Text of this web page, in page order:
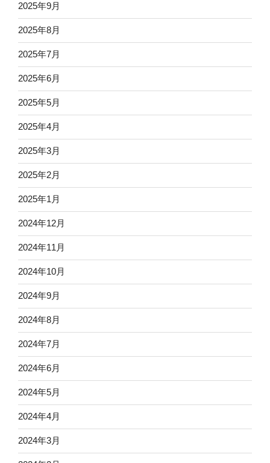
2025年9月
2025年8月
2025年7月
2025年6月
2025年5月
2025年4月
2025年3月
2025年2月
2025年1月
2024年12月
2024年11月
2024年10月
2024年9月
2024年8月
2024年7月
2024年6月
2024年5月
2024年4月
2024年3月